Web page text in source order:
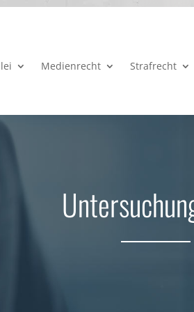
Medienrecht Strafrecht